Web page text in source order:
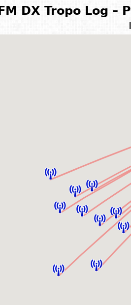
FM DX Tropo Log –